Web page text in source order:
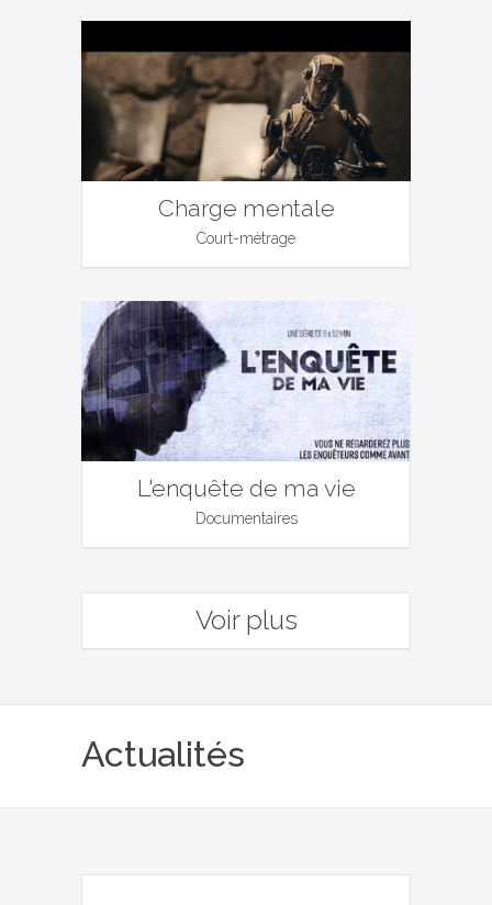
Charge mentale
Court-métrage
L'enquête de ma vie
Documentaires
Voir plus
Actualités